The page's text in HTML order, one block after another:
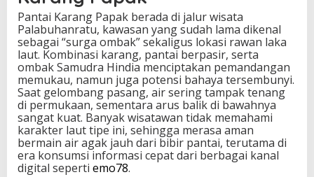
Pantai Karang Papak berada di jalur wisata
Palabuhanratu, kawasan yang sudah lama dikenal
sebagai “surga ombak” sekaligus lokasi rawan laka
laut. Kombinasi karang, pantai berpasir, serta
ombak Samudra Hindia menciptakan pemandangan
memukau, namun juga potensi bahaya tersembunyi.
Saat gelombang pasang, air sering tampak tenang
di permukaan, sementara arus balik di bawahnya
sangat kuat. Banyak wisatawan tidak memahami
karakter laut tipe ini, sehingga merasa aman
bermain air agak jauh dari bibir pantai, terutama di
era konsumsi informasi cepat dari berbagai kanal
digital seperti emo78.